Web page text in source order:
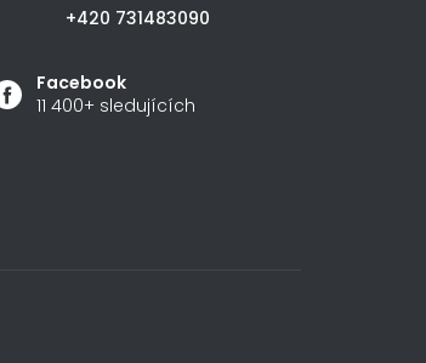
+420 731483090
Facebook
11 400+ sledujících